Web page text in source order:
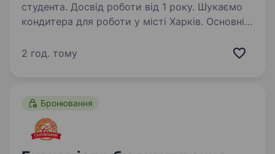
студента. Досвід роботи від 1 року. Шукаємо
кондитера для роботи у місті Харків. Основні
кондитерських виробів згідно з рецептами
2 год. тому
Бронювання